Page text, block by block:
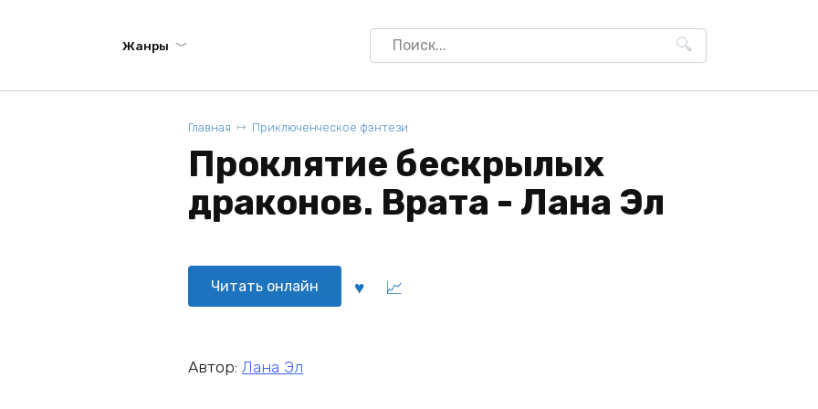
Жанры
Search
for:
Главная Приключенческое фэнтези
Проклятие бескрылых
драконов. Врата - Лана Эл
Читать онлайн
Автор: Лана Эл